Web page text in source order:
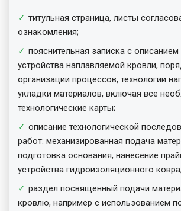
титульная страница, листы
ознакомления;
пояснительная записка с
устройства наплавляемой кровли,
организации процессов, технологии
укладки материалов, включая все
технологические карты;
описание технологической
работ: механизированная подача
подготовка основания, нанесение
устройства гидроизоляционного ковра;
раздел посвященный подачи
кровлю, например с использованием